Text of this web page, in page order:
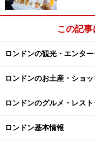
この記
ロンドンの観光・エンタ
ロンドンのお土産・ショ
ロンドンのグルメ・レス
ロンドン基本情報